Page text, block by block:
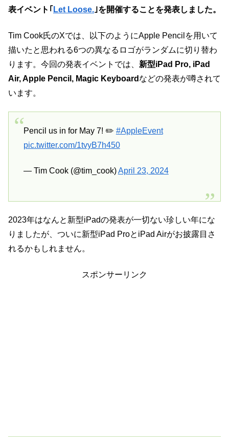
表イベント｢ Let Loose.｣を開催することを発表しました。
Tim Cook氏のXでは、以下のようにApple Pencilを用いて
描いたと思われる6つの異なるロゴがランダムに切り替わ
ります。今回の発表イベントでは、 新型iPad Pro, iPad
Air, Apple Pencil, Magic Keyboard などの発表が噂されて
います。
Pencil us in for May 7! ✏️ #AppleEvent
pic.twitter.com/1tvyB7h450
— Tim Cook (@tim_cook)April 23, 2024
2023年はなんと新型iPadの発表が一切ない珍しい年にな
りましたが、ついに新型iPad ProとiPad Airがお披露目さ
れるかもしれません。
スポンサーリンク